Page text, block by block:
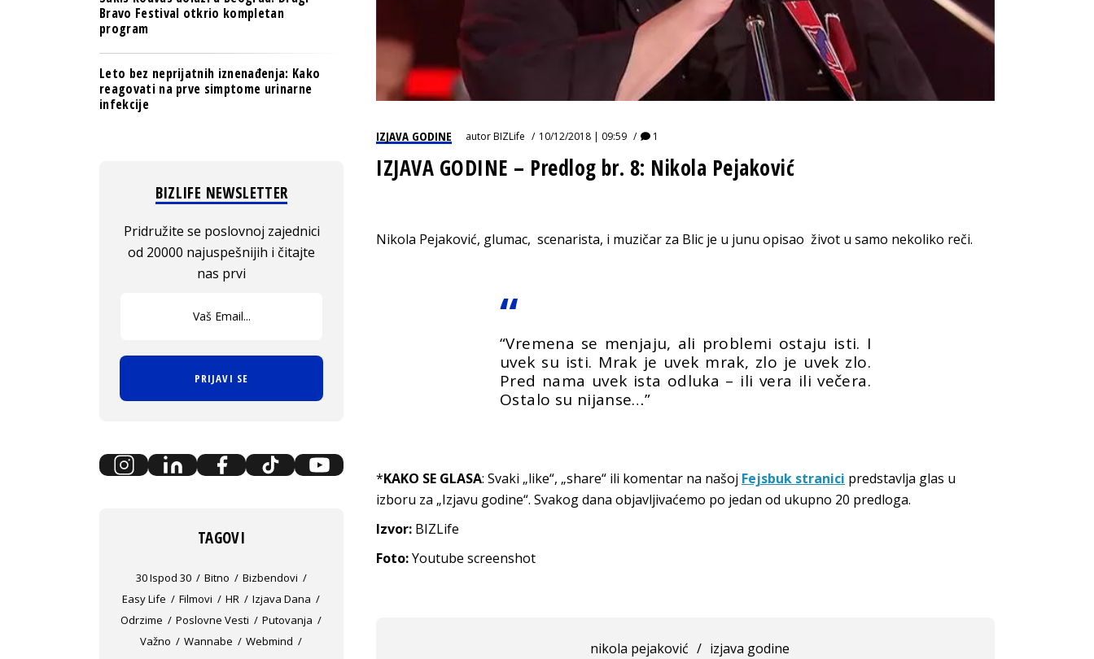
IZJAVA GODINE autorBIZLife 10/12/2018 | 09:59 1
IZJAVA GODINE – Predlog br. 8: Nikola Pejaković
Nikola Pejaković, glumac, scenarista, i muzičar za Blic je u junu opisao život u samo nekoliko reči.
“Vremena se menjaju, ali problemi ostaju isti. I
uvek su isti. Mrak je uvek mrak, zlo je uvek zlo.
Pred nama uvek ista odluka – ili vera ili večera.
Ostalo su nijanse…”
*KAKO SE GLASA: Svaki „like“, „share“ ili komentar na našoj Fejsbuk stranici predstavlja glas u
izboru za „Izjavu godine“. Svakog dana objavljivaćemo po jedan od ukupno 20 predloga.
Izvor: BIZLife
Foto:Youtube screenshot
nikola pejaković / izjava godine
Bravo Festival otkrio kompletan
program
Leto bez neprijatnih iznenađenja: Kako
reagovati na prve simptome urinarne
infekcije
BIZLIFE NEWSLETTER
Pridružite se poslovnoj zajednici
od 20000 najuspešnijih i čitajte
nas prvi
PRIJAVI SE
TAGOVI
30 Ispod 30 Bitno
Bizbendovi
Easy Life
Filmovi HR
Izjava Dana
Odrzime
Poslovne Vesti
Putovanja
Važno
Wannabe Webmind